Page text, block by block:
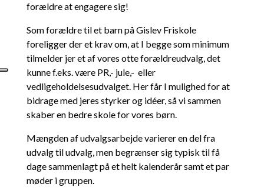
forældre at engagere sig!
Som forældre til et barn på Gislev Friskole
foreligger der et krav om, at I begge som minimum
tilmelder jer et af vores otte forældreudvalg, det
kunne f.eks. være PR,- jule,- eller
vedligeholdelsesudvalget. Her får I mulighed for at
bidrage med jeres styrker og idéer, så vi sammen
skaber en bedre skole for vores børn.
Mængden af udvalgsarbejde varierer en del fra
udvalg til udvalg, men begrænser sig typisk til få
dage sammenlagt på et helt kalenderår samt et par
møder i gruppen.